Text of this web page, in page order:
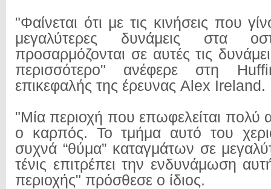
"Φαίνεται ότι με τις κινήσεις που
μεγαλύτερες δυνάμεις στα
προσαρμόζονται σε αυτές τις
περισσότερο" ανέφερε στη
επικεφαλής της έρευνας Alex Ireland.
"Μία περιοχή που επωφελείται πολύ
ο καρπός. Το τμήμα αυτό του
συχνά “θύμα” καταγμάτων σε
τένις επιτρέπει την ενδυνάμωση
περιοχής" πρόσθεσε ο ίδιος.